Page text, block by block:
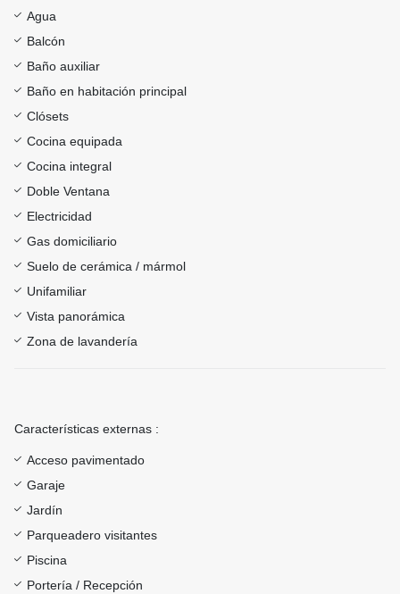
Agua
Balcón
Baño auxiliar
Baño en habitación principal
Clósets
Cocina equipada
Cocina integral
Doble Ventana
Electricidad
Gas domiciliario
Suelo de cerámica / mármol
Unifamiliar
Vista panorámica
Zona de lavandería
Características externas :
Acceso pavimentado
Garaje
Jardín
Parqueadero visitantes
Piscina
Portería / Recepción